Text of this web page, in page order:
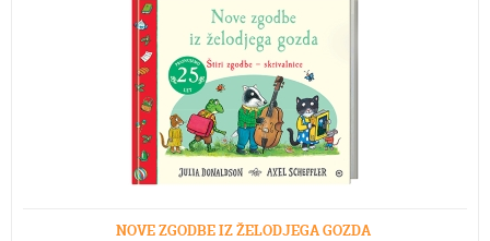
NOVE ZGODBE IZ ŽELODJEGA GOZDA